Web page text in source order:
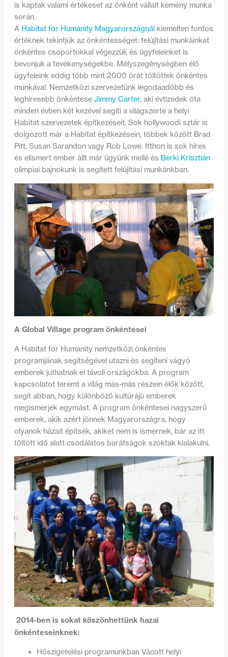
is kaptak valami értékeset az önként vállalt kemény munka
során.
AHabitat for Humanity Magyarországnál kiemelten fontos
értéknek tekintjük az önkéntességet: felújítási munkáinkat
önkéntes csoportokkal végezzük és ügyfeleinket is
bevonjuk a tevékenységekbe. Mélyszegénységben élő
ügyfeleink eddig több mint 2000 órát töltöttek önkéntes
munkával. Nemzetközi szervezetünk legodaadóbb és
leghíresebb önkéntese Jimmy Carter, aki évtizedek óta
minden évben két kezével segíti a világszerte a helyi
Habitat szervezetek építkezéseit. Sok hollywoodi sztár is
dolgozott már a Habitat építkezésein, többek között Brad
Pitt, Susan Sarandon vagy Rob Lowe. Itthon is sok híres
és elismert ember állt már ügyünk mellé és Berki Krisztián
olimpiai bajnokunk is segített felújítási munkánkban.
A Global Village program önkéntesei
A Habitat for Humanity nemzetközi önkéntes
programjának segítségével utazni és segíteni vágyó
emberek juthatnak el távoli országokba. A program
kapcsolatot teremt a világ más-más részein élők között,
segít abban, hogy különböző kultúrájú emberek
megismerjék egymást. A program önkéntesei nagyszerű
emberek, akik azért jönnek Magyarországra, hogy
olyanok házait építsék, akiket nem is ismernek, bár az itt
töltött idő alatt csodálatos barátságok szoktak kialakulni.
2014-ben is sokat köszönhettünk hazai
önkénteseinknek:
Hőszigetelési programunkban Vácott helyi